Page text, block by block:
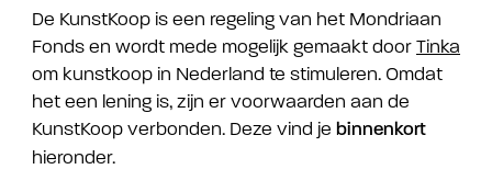
De KunstKoop is een regeling van het Mondriaan
Fonds en wordt mede mogelijk gemaakt door Tinka
om kunstkoop in Nederland te stimuleren. Omdat
het een lening is, zijn er voorwaarden aan de
KunstKoop verbonden. Deze vind je binnenkort
hieronder.